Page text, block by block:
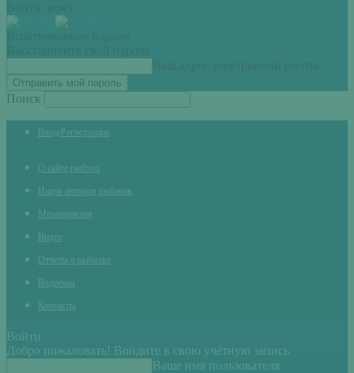
Войти через:
Всоатновление пароля
Восстановите свой пароль
Ваш адрес электронной почты
Поиск
Вход/Регистрация
О сайте рыбхоз
Ищем авторов рыбаков
Мероприятия
Видео
Отчеты о рыбалке
Водоемы
Контакты
Войти
Добро пожаловать! Войдите в свою учётную запись
Ваше имя пользователя